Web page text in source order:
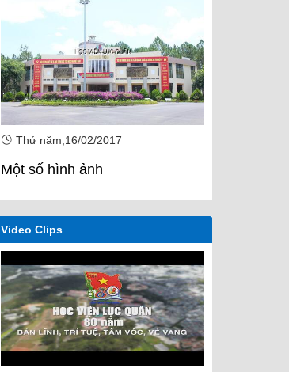
Thứ năm,16/02/2017
Một số hình ảnh
Video Clips